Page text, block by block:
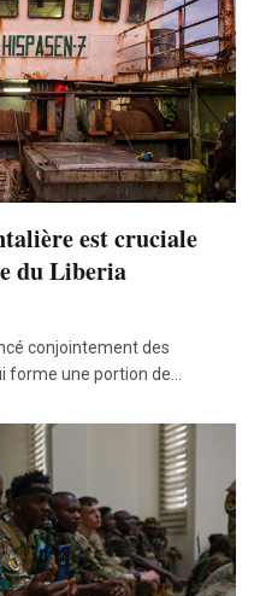
est cruciale
du Liberia
conjointement des
forme une portion de…